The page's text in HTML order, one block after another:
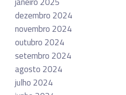
dezembro 2024
novembro 2024
outubro 2024
setembro 2024
agosto 2024
julho 2024